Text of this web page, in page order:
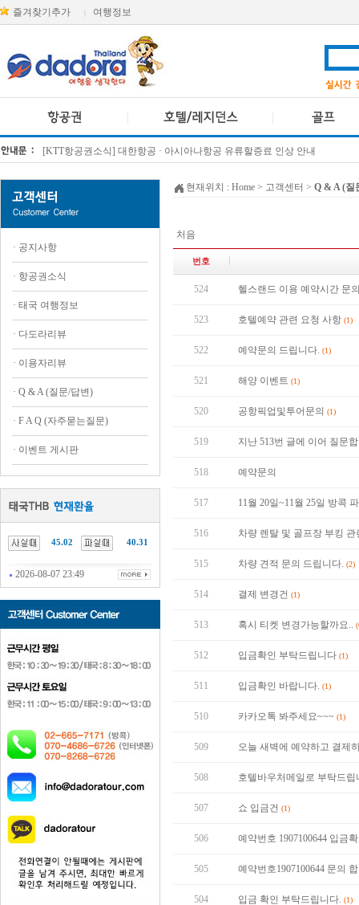
즐겨찾기추가 여행정보
[KTT항공권소식] 대한항공 · 아시아나항공 유류할증료 인상 안내
· 공지사항
· 항공권소식
· 태국 여행정보
· 다도라리뷰
· 이용자리뷰
· Q & A (질문/답변)
· F A Q (자주묻는질문)
· 이벤트 게시판
45.02 40.31
2026-08-07 23:49
현재위치 : Home > 고객센터 > Q & A (질
처음
번호
524 헬스랜드 이용 예약시간 문
523 호텔예약 관련 요청 사항 (1)
522 예약문의 드립니다. (1)
521 해양 이벤트 (1)
520 공항픽업및투어문의 (1)
519 지난 513번 글에 이어 질문
518 예약문의
517 11월 20일~11월 25일 방콕
516 차량 렌탈 및 골프장 부킹
515 차량 견적 문의 드립니다. (2)
514 결제 변경건 (1)
513 혹시 티켓 변경가능할까요..
512 입금확인 부탁드립니다 (1)
511 입금확인 바랍니다. (1)
510 카카오톡 봐주세요~~~ (1)
509 오늘 새벽에 예약하고 결제
508 호텔바우처메일로 부탁드
507 쇼 입금건 (1)
506 예약번호 1907100644 입금
505 예약번호1907100644 문의
504 입금 확인 부탁드립니다. (1)